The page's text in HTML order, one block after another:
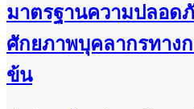
มาตรฐานความปลอด
ศักยภาพบุคลากรทาง
ข้น